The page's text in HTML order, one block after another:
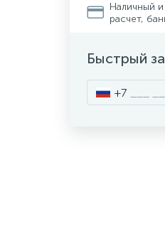
Наличный
расчет,
Быстрый
+7